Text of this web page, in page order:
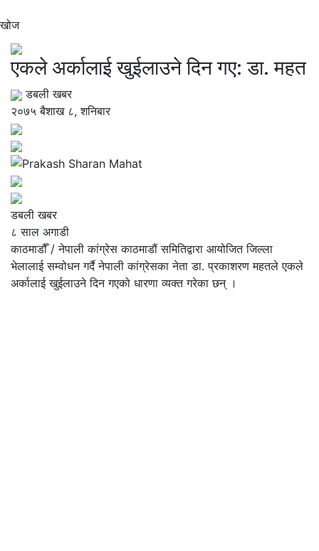
खोज
एकले अर्कालाई खुईलाउने दिन गए: डा. महत
डबली खबर
२०७५ बैशाख ८, शनिबार
डबली खबर
८ साल अगाडी
काठमाडौँ / नेपाली कांग्रेस काठमाडौं समितिद्वारा आयोजित जिल्ला
भेलालाई सम्वोधन गर्दै नेपाली कांग्रेसका नेता डा. प्रकाशरण महतले एकले
अर्कालाई खुईलाउने दिन गएको धारणा व्यक्त गरेका छन् ।